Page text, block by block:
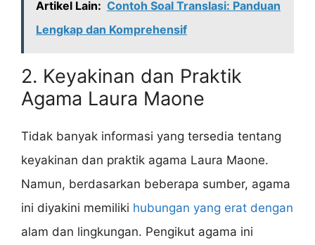
Artikel Lain: Contoh Soal Translasi: Panduan
Lengkap dan Komprehensif
2. Keyakinan dan Praktik
Agama Laura Maone
Tidak banyak informasi yang tersedia tentang
keyakinan dan praktik agama Laura Maone.
Namun, berdasarkan beberapa sumber, agama
ini diyakini memiliki hubungan yang erat dengan
alam dan lingkungan. Pengikut agama ini